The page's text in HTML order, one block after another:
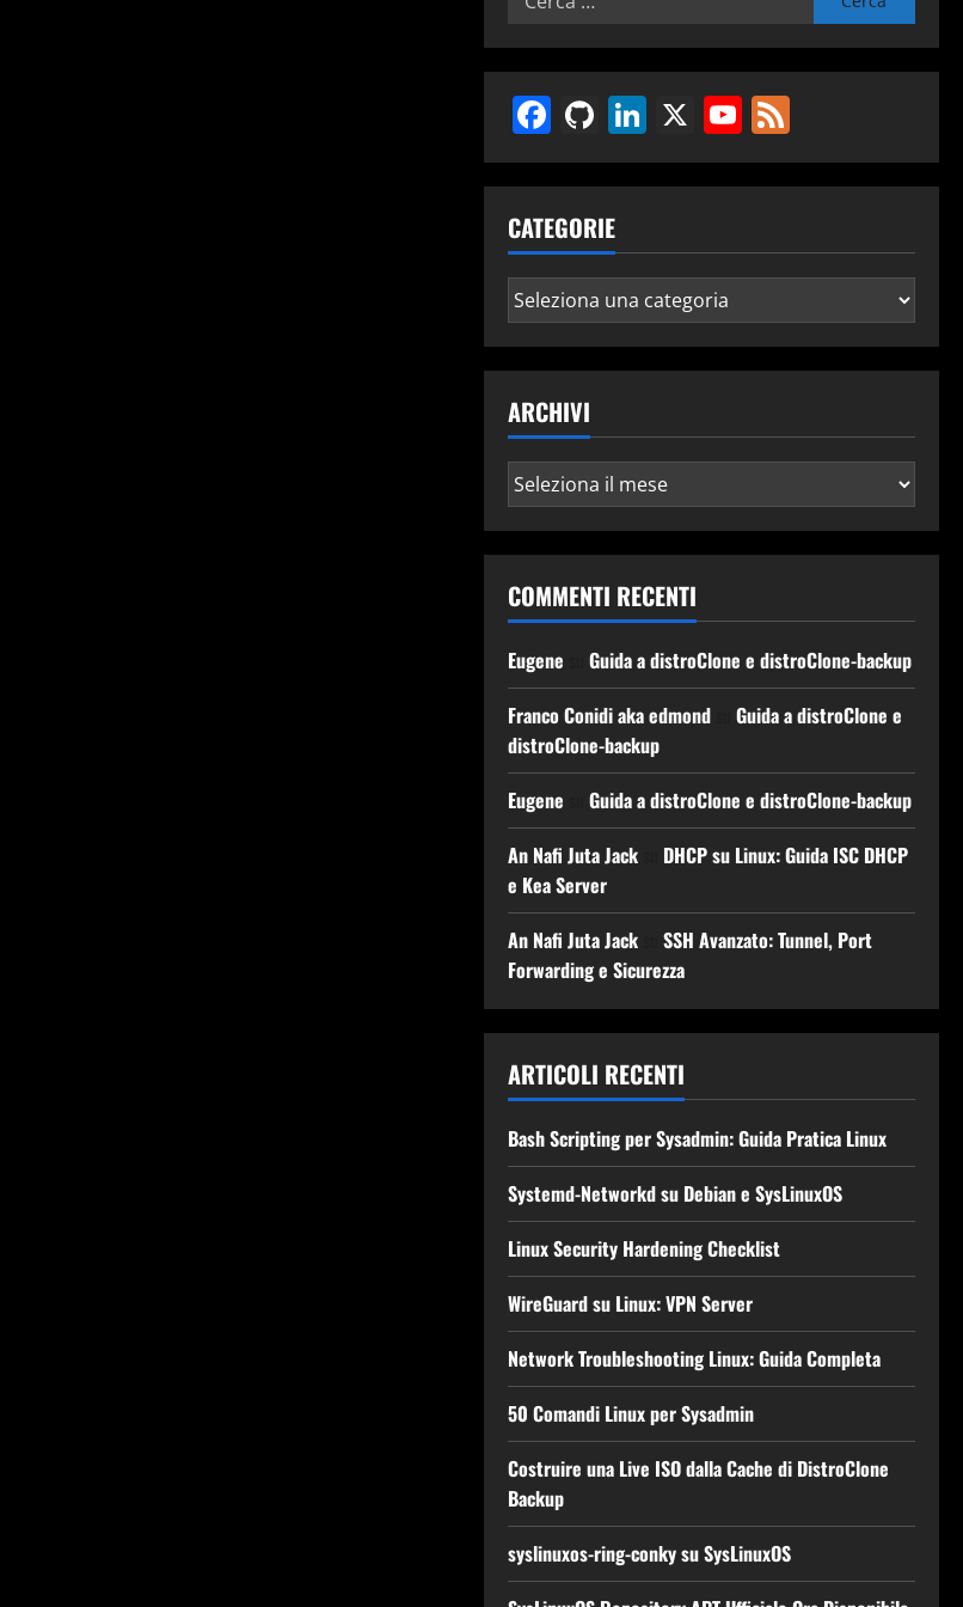
Facebook
GitHub
LinkedIn
X YouTube
Feed
CATEGORIE
Categorie
ARCHIVI
Archivi
COMMENTI RECENTI
Eugene
Guida a distroClone e distroClone-backup
Franco Conidi aka edmondsu Guida a distroClone e
distroClone-backup
Eugene
Guida a distroClone e distroClone-backup
An Nafi Juta Jacksu DHCP su Linux: Guida ISC DHCP
e Kea Server
An Nafi Juta Jacksu SSH Avanzato: Tunnel, Port
Forwarding e Sicurezza
ARTICOLI RECENTI
Bash Scripting per Sysadmin: Guida Pratica Linux
Systemd-Networkd su Debian e SysLinuxOS
Linux Security Hardening Checklist
WireGuard su Linux: VPN Server
Network Troubleshooting Linux: Guida Completa
50 Comandi Linux per Sysadmin
Costruire una Live ISO dalla Cache di DistroClone
Backup
syslinuxos-ring-conky su SysLinuxOS